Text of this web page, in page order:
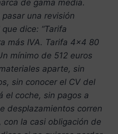
de gama media.
una revisión
dice: “Tarifa
más IVA. Tarifa 4×4 80
mínimo de 512 euros
aparte, sin
sin conocer el CV del
el coche, sin pagos a
desplazamientos corren
la casi obligación de